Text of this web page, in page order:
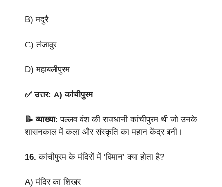
B) मदुरै
C) तंजावुर
D) महाबलीपुरम
✅ उत्तर: A) कांचीपुरम
📝 व्याख्या:पल्लव वंश की राजधानी कांचीपुरम थी जो उनके
शासनकाल में कला और संस्कृति का महान केंद्र बनी।
16.कांचीपुरम के मंदिरों में ‘विमान’ क्या होता है?
A) मंदिर का शिखर